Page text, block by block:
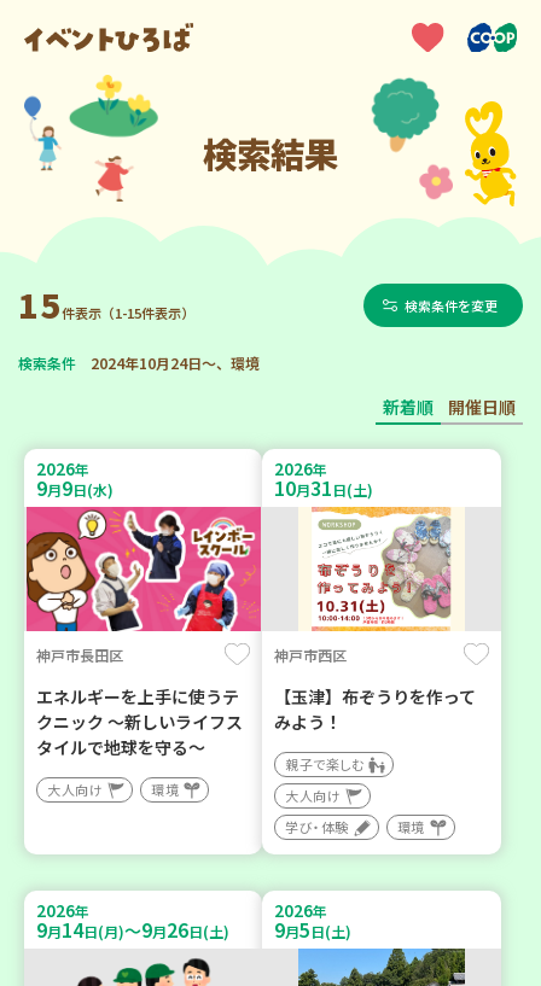
検索結果
15件表示（1-15件表示） 検索条件を変更
検索条件 2024年10月24日～、環境
新着順 開催日順
2026年
9月9日(水)
神戸市長田区
エネルギーを上手に使うテ
クニック ～新しいライフス
タイルで地球を守る～
大人向け 環境
2026年
10月31日(土)
神戸市西区
【玉津】布ぞうりを作って
みよう！
親子で楽しむ
大人向け
学び・体験
環境
2026年
9月14日(月)～9月26日(土)
2026年
9月5日(土)